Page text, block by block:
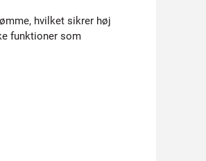
hvilket sikrer høj
funktioner som